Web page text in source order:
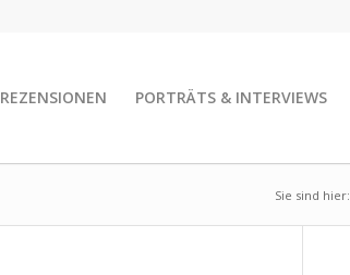
REZENSIONEN PORTRÄTS & INTERVIEWS
Sie sind hier: